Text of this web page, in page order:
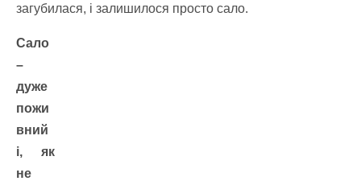
загубилася, і залишилося просто сало.
Сало
–
дуже
пожи
вний
і, як
не